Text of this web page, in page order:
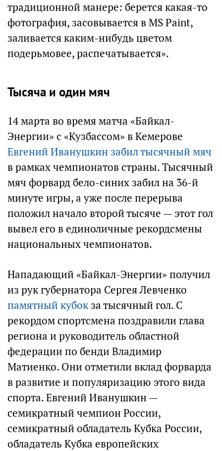
традиционной манере: берется какая-то
фотография, засовывается в MS Paint,
заливается каким-нибудь цветом
подерьмовее, распечатывается».
Тысяча и один мяч
14 марта во время матча «Байкал-
Энергии» с «Кузбассом» в Кемерове
Евгений Иванушкин забил тысячный мяч
в рамках чемпионатов страны. Тысячный
мяч форвард бело-синих забил на 36-й
минуте игры, а уже после перерыва
положил начало второй тысяче — этот гол
вывел его в единоличные рекордсмены
национальных чемпионатов.
Нападающий «Байкал-Энергии» получил
из рук губернатора Сергея Левченко
памятный кубокза тысячный гол. С
рекордом спортсмена поздравили глава
региона и руководитель областной
федерации по бенди Владимир
Матиенко. Они отметили вклад форварда
в развитие и популяризацию этого вида
спорта. Евгений Иванушкин —
семикратный чемпион России,
семикратный обладатель Кубка России,
обладатель Кубка европейских